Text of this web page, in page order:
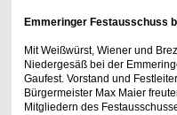
Emmeringer Festausschuss
Mit Weißwürst, Wiener und
Niedergesäß bei der
Gaufest. Vorstand und
Bürgermeister Max Maier
Mitgliedern des